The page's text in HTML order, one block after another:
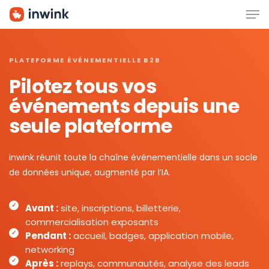
Skip
PLATEFORME ÉVÉNEMENTIELLE B2B
Pilotez tous vos
événements depuis une
seule plateforme
inwink réunit toute la chaîne événementielle dans un socle
de données unique, augmenté par l’IA.
Avant :site, inscriptions, billetterie,
commercialisation exposants
Pendant :accueil, badges, application mobile,
networking
Après :replays, communautés, analyse des leads